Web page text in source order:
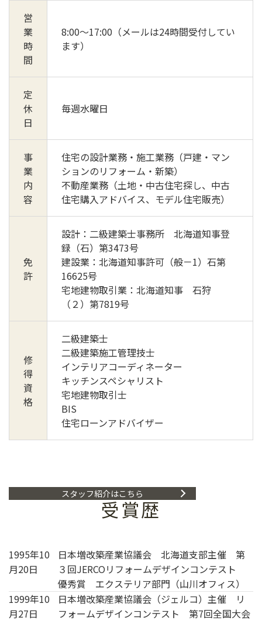
営
業
時
間
8:00～17:00（メールは24時間受付してい
ます）
定
休
日
毎週水曜日
事
業
内
容
住宅の設計業務・施工業務（戸建・マン
ションのリフォーム・新築）
不動産業務（土地・中古住宅探し、中古
住宅購入アドバイス、モデル住宅販売）
免
許
設計：二級建築士事務所 北海道知事登
録（石）第3473号
建設業：北海道知事許可（般－1）石第
16625号
宅地建物取引業：北海道知事 石狩
（２）第7819号
修
得
資
格
二級建築士
二級建築施工管理技士
インテリアコーディネーター
キッチンスペシャリスト
宅地建物取引士
BIS
住宅ローンアドバイザー
スタッフ紹介はこちら
受賞歴
1995年10
月20日
日本増改築産業協議会 北海道支部主催 第
３回JERCOリフォームデザインコンテスト
優秀賞 エクステリア部門（山川オフィス）
1999年10
月27日
日本増改築産業協議会（ジェルコ）主催 リ
フォームデザインコンテスト 第7回全国大会